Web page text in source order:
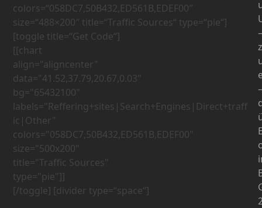
colors=“058DC7,50B432,ED561B,EDEF00″
size=“488×200″ title=“Traffic Sources“ type=“pie“]
[toggle title=“Get Code“]
[[chart
align="aligncenter"
data="41.52,37.79,20.67,0.03"
bg="65432100"
labels="Reffering+sites|Search+Engines|Direct+traff
ic|Other"
colors="058DC7,50B432,ED561B,EDEF00"
size="500x200"
title="Traffic Sources"
[/toggle] [divider type=“space“]
–
–